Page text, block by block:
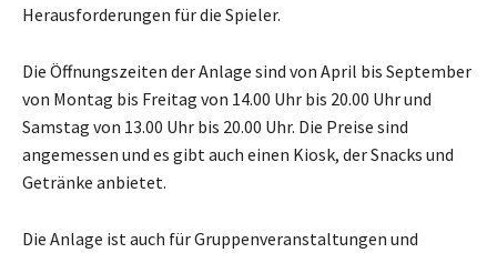
Herausforderungen für die Spieler.
Die Öffnungszeiten der Anlage sind von April bis September
von Montag bis Freitag von 14.00 Uhr bis 20.00 Uhr und
Samstag von 13.00 Uhr bis 20.00 Uhr. Die Preise sind
angemessen und es gibt auch einen Kiosk, der Snacks und
Getränke anbietet.
Die Anlage ist auch für Gruppenveranstaltungen und